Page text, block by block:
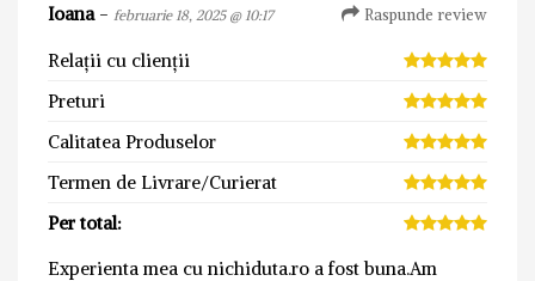
Ioana- februarie 18, 2025 @ 10:17 Raspunde review
Relații cu clienții
Preturi
Calitatea Produselor
Termen de Livrare/Curierat
Per total:
Experienta mea cu nichiduta.ro a fost buna.Am